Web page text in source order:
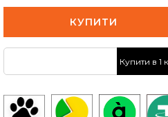
КУПИТИ
Купити в 1